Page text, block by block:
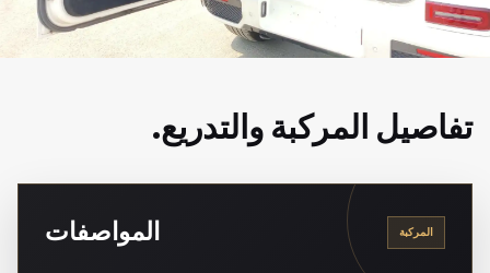
تفاصيل المركبة والتدريع.
المركبة المواصفات